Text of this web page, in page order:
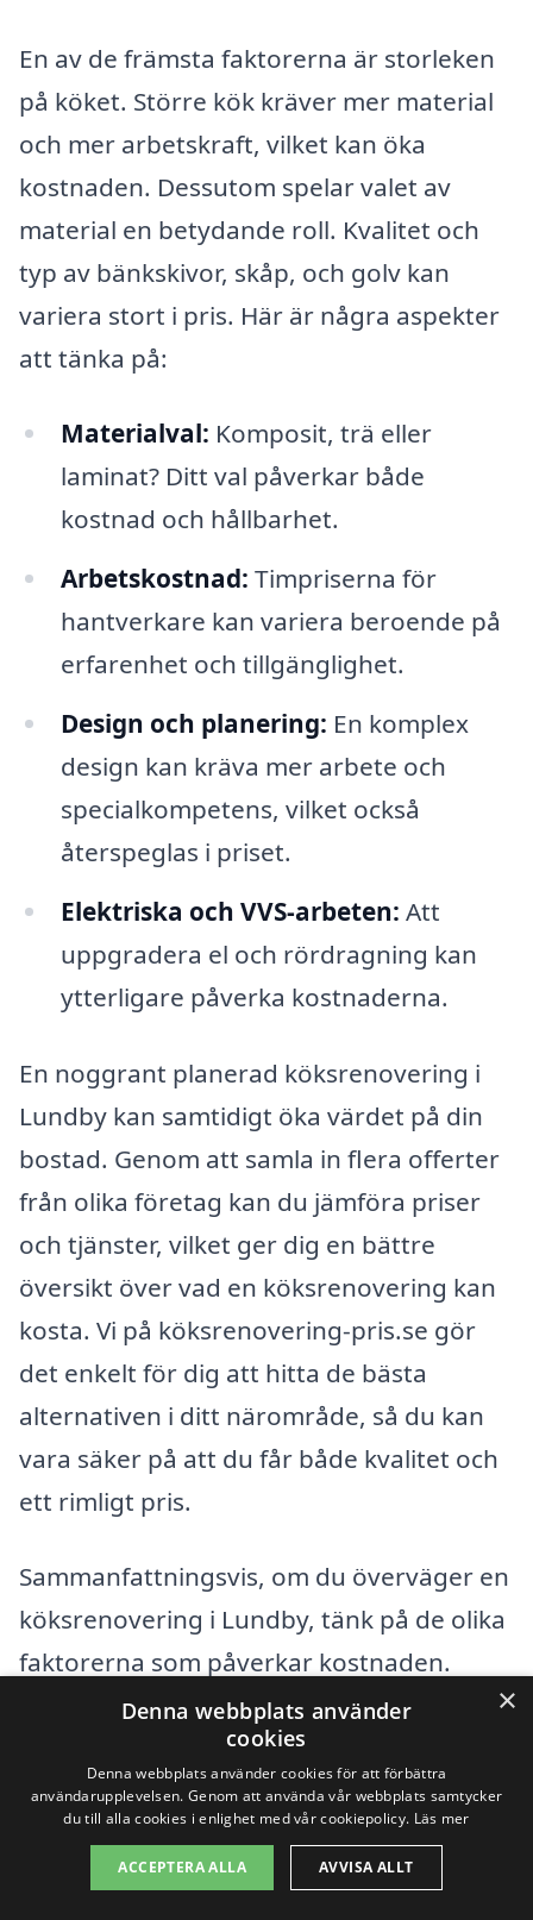
En av de främsta faktorerna är storleken
på köket. Större kök kräver mer material
och mer arbetskraft, vilket kan öka
kostnaden. Dessutom spelar valet av
material en betydande roll. Kvalitet och
typ av bänkskivor, skåp, och golv kan
variera stort i pris. Här är några aspekter
att tänka på:
Materialval: Komposit, trä eller
laminat? Ditt val påverkar både
kostnad och hållbarhet.
Arbetskostnad: Timpriserna för
hantverkare kan variera beroende på
erfarenhet och tillgänglighet.
Design och planering: En komplex
design kan kräva mer arbete och
specialkompetens, vilket också
återspeglas i priset.
Elektriska och VVS-arbeten: Att
uppgradera el och rördragning kan
ytterligare påverka kostnaderna.
En noggrant planerad köksrenovering i
Lundby kan samtidigt öka värdet på din
bostad. Genom att samla in flera offerter
från olika företag kan du jämföra priser
och tjänster, vilket ger dig en bättre
översikt över vad en köksrenovering kan
kosta. Vi på köksrenovering-pris.se gör
det enkelt för dig att hitta de bästa
alternativen i ditt närområde, så du kan
vara säker på att du får både kvalitet och
ett rimligt pris.
Sammanfattningsvis, om du överväger en
köksrenovering i Lundby, tänk på de olika
faktorerna som påverkar kostnaden.
Genom att vara välinformerad och
inhämta flera offerter kan du göra en
smart investering som ger dig ett kök du
älskar.
×
Denna webbplats använder
cookies
Denna webbplats använder cookies för att förbättra
användarupplevelsen. Genom att använda vår webbplats samtycker
du till alla cookies i enlighet med vår cookiepolicy. Läs mer
ACCEPTERA ALLA AVVISA ALLT